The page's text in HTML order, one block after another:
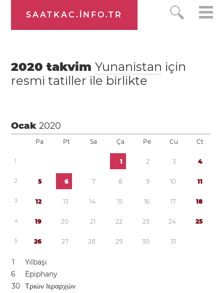
SAATKAC.INFO.TR
2020 takvimYunanistan için
resmi tatiller ile birlikte
Ocak2020
Pa Pt Sa Ça Pe Cu Ct
1 1 2 3 4
2 5 6 7 8 9 10 11
3 12 13 14 15 16 17 18
4 19 20 21 22 23 24 25
5 26 27 28 29 30 31
1
Yılbaşı
6
Epiphany
30 Τριών Ιεραρχών